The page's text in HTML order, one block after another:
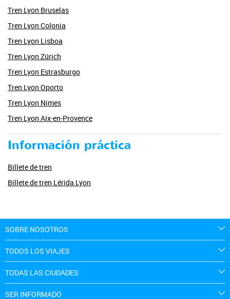
Tren Lyon Bruselas
Tren Lyon Colonia
Tren Lyon Lisboa
Tren Lyon Zúrich
Tren Lyon Estrasburgo
Tren Lyon Oporto
Tren Lyon Nimes
Tren Lyon Aix-en-Provence
Información práctica
Billete de tren
Billete de tren Lérida Lyon
SOBRE NOSOTROS
TODOS LOS VIAJES
TODAS LAS CIUDADES
SER INFORMADO